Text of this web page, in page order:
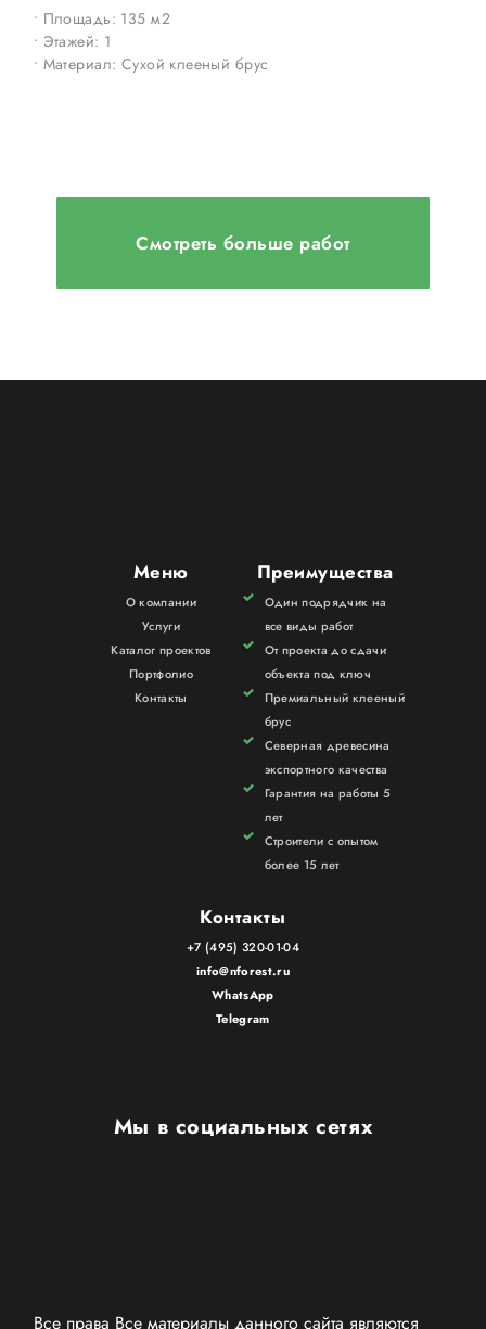
• Площадь: 135 м2
• Этажей: 1
• Материал: Сухой клееный брус
Смотреть больше работ
Мы в социальных сетях
Меню
О компании
Услуги
Каталог проектов
Портфолио
Контакты
Преимущества
Один подрядчик на
все виды работ
От проекта до сдачи
объекта под ключ
Премиальный клееный
брус
Северная древесина
экспортного качества
Гарантия на работы 5
лет
Строители с опытом
более 15 лет
Контакты
+7 (495) 320-01-04
info@nforest.ru
WhatsApp
Telegram
Все права Все материалы данного сайта являются